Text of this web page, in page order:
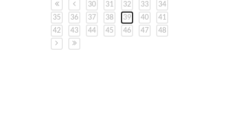
30 31 32 33
34
35
36 37 38 39 40
41
42
43 44 45 46 47 48